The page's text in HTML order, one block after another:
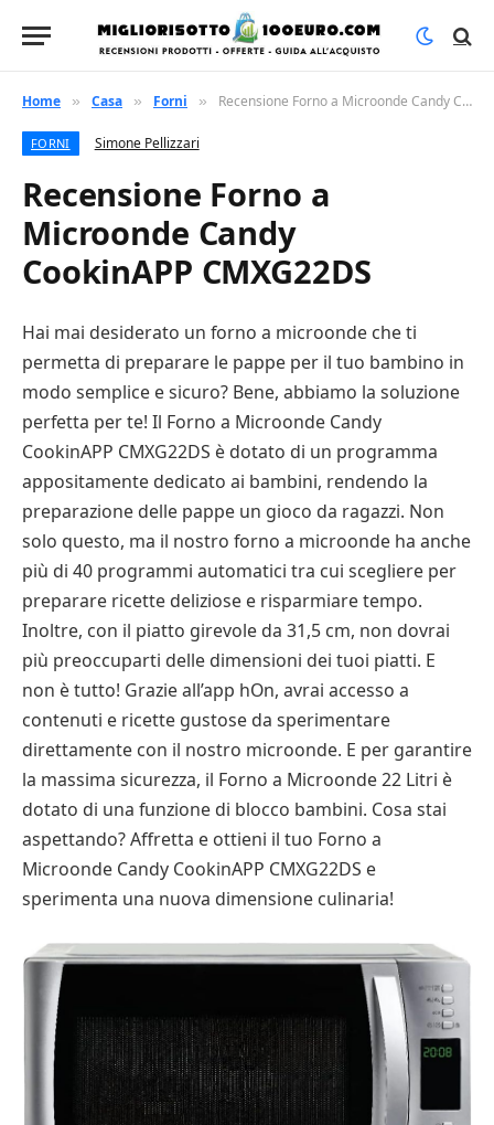
Home » Casa » Forni » Recensione Forno a Microonde Candy CookinAPP CMXG22DS
FORNI Simone Pellizzari
Recensione Forno a
Microonde Candy
CookinAPP CMXG22DS
Hai mai desiderato un forno a microonde che ti
permetta di preparare le pappe per il tuo bambino in
modo semplice e sicuro? Bene, abbiamo la soluzione
perfetta per te! Il Forno a Microonde Candy
CookinAPP CMXG22DS è dotato di un programma
appositamente dedicato ai bambini, rendendo la
preparazione delle pappe un gioco da ragazzi. Non
solo questo, ma il nostro forno a microonde ha anche
più di 40 programmi automatici tra cui scegliere per
preparare ricette deliziose e risparmiare tempo.
Inoltre, con il piatto girevole da 31,5 cm, non dovrai
più preoccuparti delle dimensioni dei tuoi piatti. E
non è tutto! Grazie all’app hOn, avrai accesso a
contenuti e ricette gustose da sperimentare
direttamente con il nostro microonde. E per garantire
la massima sicurezza, il Forno a Microonde 22 Litri è
dotato di una funzione di blocco bambini. Cosa stai
aspettando? Affretta e ottieni il tuo Forno a
Microonde Candy CookinAPP CMXG22DS e
sperimenta una nuova dimensione culinaria!